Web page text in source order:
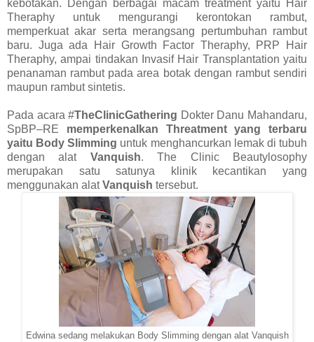
kebotakan. Dengan berbagai macam treatment yaitu Hair
Theraphy untuk mengurangi kerontokan rambut,
memperkuat akar serta merangsang pertumbuhan rambut
baru. Juga ada Hair Growth Factor Theraphy, PRP Hair
Theraphy, ampai tindakan Invasif Hair Transplantation yaitu
penanaman rambut pada area botak dengan rambut sendiri
maupun rambut sintetis.
Pada acara#TheClinicGathering Dokter Danu Mahandaru,
SpBP–RE memperkenalkan Threatment yang terbaru
yaitu Body Slimming untuk menghancurkan lemak di tubuh
dengan alat Vanquish. The Clinic Beautylosophy
merupakan satu satunya klinik kecantikan yang
menggunakan alatVanquish tersebut.
Edwina sedang melakukan Body Slimming dengan alat Vanquish